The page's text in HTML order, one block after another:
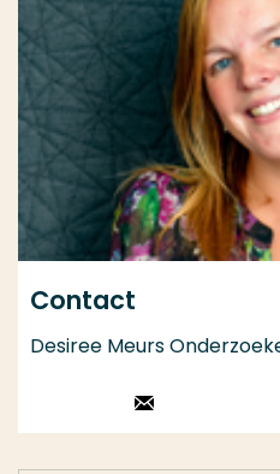
Contact
Desiree Meurs
Stuur een